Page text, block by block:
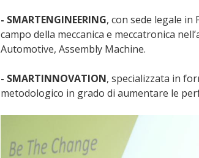
- SMARTENGINEERING, con sede legale
campo della meccanica e meccatronica
Automotive, Assembly Machine.
- SMARTINNOVATION, specializzata in
metodologico in grado di aumentare le